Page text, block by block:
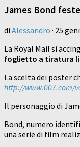
James Bond
di Alessandro · 25
La Royal Mail si
foglietto a tiratura
La scelta dei poster
http://www.007.com/
Il personaggio di
Bond, numero
una serie di film